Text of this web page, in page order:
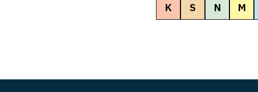
K S N M